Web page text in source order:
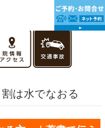
割は水でなおる